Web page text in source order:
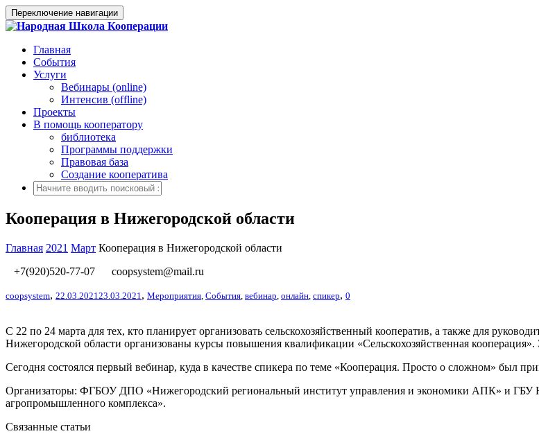
Переключение навигации
Главная
События
Услуги
Вебинары (online)
Интенсив (offline)
Проекты
В помощь кооператору
библиотека
Программы поддержки
Правовая база
Создание кооператива
Кооперация в Нижегородской области
Главная 2021 Март Кооперация в Нижегородской области
+7(920)520-77-07
coopsystem@mail.ru
coopsystem, 22.03.2021 23.03.2021 , Мероприятия События вебинар онлайн спикер, 0
С 22 по 24 марта для тех, кто планирует организовать сельскохозяйственный кооператив, а также для
Нижегородской области организованы курсы повышения квалификации «Сельскохозяйственная кооперация».
Сегодня состоялся первый вебинар, куда в качестве спикера по теме «Кооперация. Просто о сложном» был
Организаторы: ФГБОУ ДПО «Нижегородский региональный институт управления и экономики АПК» и ГБУ
агропромышленного комплекса».
Связанные статьи